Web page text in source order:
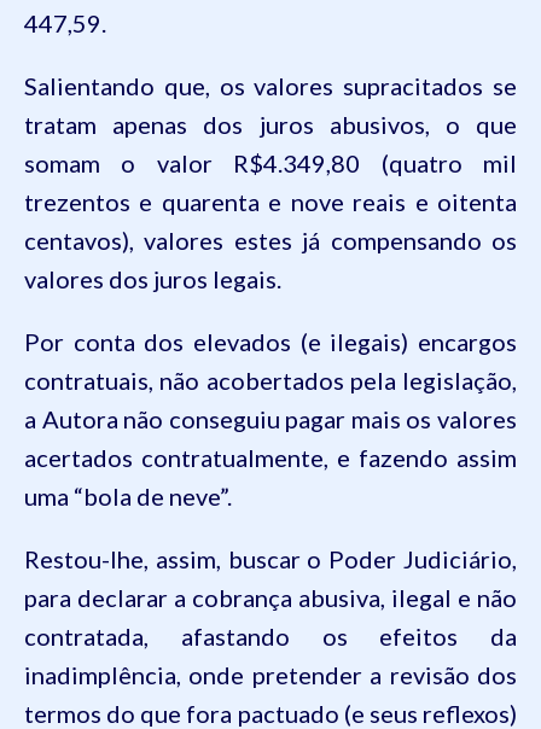
447,59.
Salientando que, os valores supracitados se
tratam apenas dos juros abusivos, o que
somam o valor R$4.349,80 (quatro mil
trezentos e quarenta e nove reais e oitenta
centavos), valores estes já compensando os
valores dos juros legais.
Por conta dos elevados (e ilegais) encargos
contratuais, não acobertados pela legislação,
a Autora não conseguiu pagar mais os valores
acertados contratualmente, e fazendo assim
uma “bola de neve”.
Restou-lhe, assim, buscar o Poder Judiciário,
para declarar a cobrança abusiva, ilegal e não
contratada, afastando os efeitos da
inadimplência, onde pretender a revisão dos
termos do que fora pactuado (e seus reflexos)